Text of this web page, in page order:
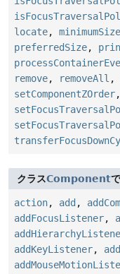
locate, minimumSize
preferredSize,
remove, removeAll ,
setComponentZOrder,
クラスComponent
action, add ,
addFocusListener,
addKeyListener,